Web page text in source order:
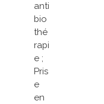
anti
bio
thé
rapi
e ;
Pris
e
en